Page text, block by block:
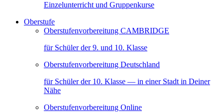
Einzelunterricht und Gruppenkurse
Oberstufe
Oberstufenvorbereitung CAMBRIDGE
für Schüler der 9. und 10. Klasse
Oberstufenvorbereitung Deutschland
für Schüler der 10. Klasse — in einer Stadt in Deiner
Nähe
Oberstufenvorbereitung Online